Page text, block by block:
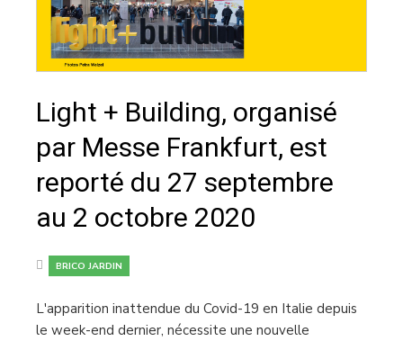
Light + Building, organisé
par Messe Frankfurt, est
reporté du 27 septembre
au 2 octobre 2020
BRICO JARDIN
L'apparition inattendue du Covid-19 en Italie depuis
le week-end dernier, nécessite une nouvelle